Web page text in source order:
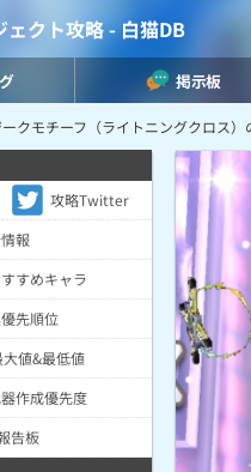
ェクト攻略 - 白猫DB
掲示板
クモチーフ（ライトニングクロス）
攻略Twitter
報
すめキャラ
先順位
値&最低値
作成優先度
告板